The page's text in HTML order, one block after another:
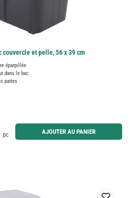
et pelle, 56 x 39 cm
éparpillée
dans le bac
pattes
souhaitée ou utilisez les boutons pour augmenter ou
pc AJOUTER AU PANIER